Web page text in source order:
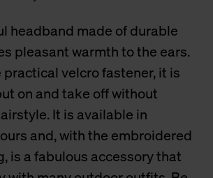
headband made of durable
pleasant warmth to the ears.
velcro fastener, it is
on and take off without
It is available in
and, with the embroidered
is a fabulous accessory that